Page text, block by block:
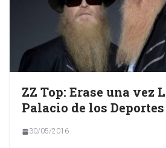
ZZ Top: Erase una vez
Palacio de los Deportes
30/05/2016